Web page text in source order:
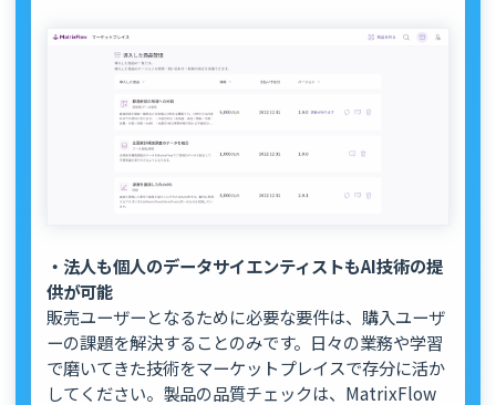
・法人も個人のデータサイエンティストもAI技術の提
供が可能
販売ユーザーとなるために必要な要件は、購入ユーザ
ーの課題を解決することのみです。日々の業務や学習
で磨いてきた技術をマーケットプレイスで存分に活か
してください。製品の品質チェックは、MatrixFlow